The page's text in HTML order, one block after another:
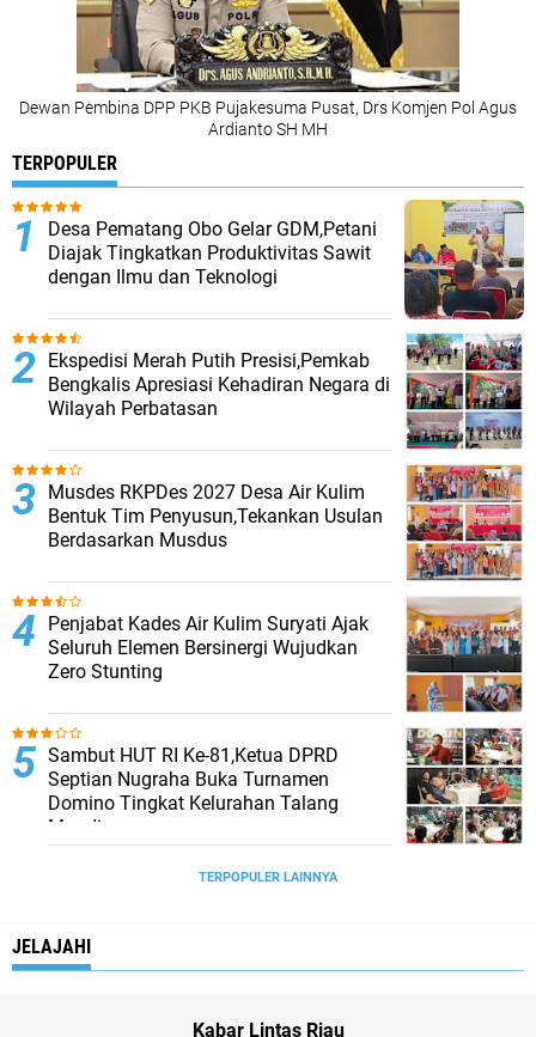
Dewan Pembina DPP PKB Pujakesuma Pusat, Drs Komjen Pol Agus
Ardianto SH MH
TERPOPULER
Desa Pematang Obo Gelar GDM,Petani
Diajak Tingkatkan Produktivitas Sawit
dengan Ilmu dan Teknologi
Ekspedisi Merah Putih Presisi,Pemkab
Bengkalis Apresiasi Kehadiran Negara di
Wilayah Perbatasan
Musdes RKPDes 2027 Desa Air Kulim
Bentuk Tim Penyusun,Tekankan Usulan
Berdasarkan Musdus
Penjabat Kades Air Kulim Suryati Ajak
Seluruh Elemen Bersinergi Wujudkan
Zero Stunting
Sambut HUT RI Ke-81,Ketua DPRD
Septian Nugraha Buka Turnamen
Domino Tingkat Kelurahan Talang
Mandi
TERPOPULER LAINNYA
JELAJAHI
Kabar Lintas Riau